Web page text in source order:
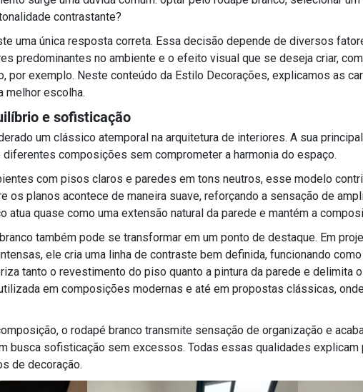
contrastante?
uma única resposta correta. Essa decisão depende de diversos
predominantes no ambiente e o efeito visual que se deseja criar,
por exemplo. Neste conteúdo da Estilo Decorações, explicamos as
melhor escolha.
e sofisticação
um clássico atemporal na arquitetura de interiores. A sua
composições sem comprometer a harmonia do espaço.
com pisos claros e paredes em tons neutros, esse modelo
os planos acontece de maneira suave, reforçando a sensação de
atua quase como uma extensão natural da parede e mantém a
também pode se transformar em um ponto de destaque. Em
ele cria uma linha de contraste bem definida, funcionando
tanto o revestimento do piso quanto a pintura da parede e delimita
em composições modernas e até em propostas clássicas,
o rodapé branco transmite sensação de organização e
busca sofisticação sem excessos. Todas essas qualidades explicam
de decoração.